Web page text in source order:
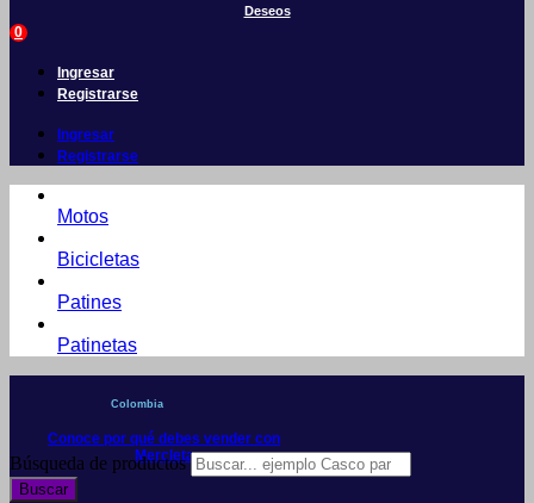
Deseos
0
Ingresar
Registrarse
Ingresar
Registrarse
Motos
Bicicletas
Patines
Patinetas
Colombia
Conoce por qué debes vender con
Mercleta
Búsqueda de productos
Buscar